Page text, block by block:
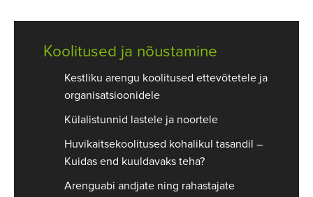
Koolitused ja nõustamine
Kestliku arengu koolitused ettevõtetele ja
organisatsioonidele
Külalistunnid lastele ja noortele
Huvikaitsekoolitused kohalikul tasandil –
Kuidas end kuuldavaks teha?
Arenguabi andjate ning rahastajate